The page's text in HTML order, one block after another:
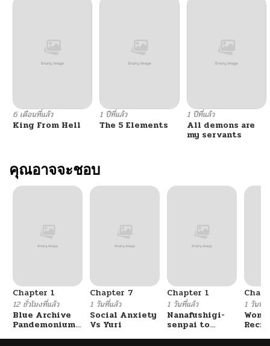
6 เดือนที่แล้ว
King From Hell
1 ปีที่แล้ว
The 5 Elements
1 ปีที่แล้ว
All demons are
my servants
คุณอาจจะชอบ
Chapter 1
12 ชั่วโมงที่แล้ว
Blue Archive
Pandemonium
Chapter 7
1 วันที่แล้ว
Social Anxiety
Vs Yuri
Chapter 1
1 วันที่แล้ว
Nanafushigi-
senpai to
1 วันที่แ